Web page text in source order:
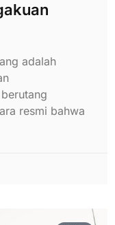
adalah
resmi bahwa